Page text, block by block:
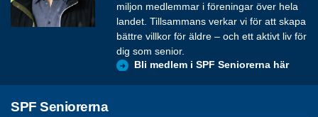
miljon medlemmar i föreningar över hela
landet. Tillsammans verkar vi för att skapa
bättre villkor för äldre – och ett aktivt liv för
dig som senior.
Bli medlem i SPF Seniorerna här
SPF Seniorerna